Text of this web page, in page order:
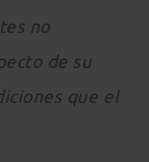
no
de su
que el